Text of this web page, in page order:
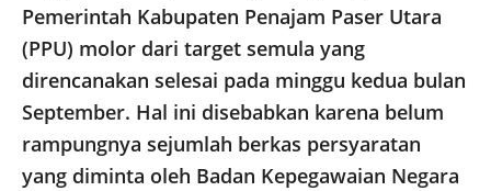
Pemerintah Kabupaten Penajam Paser Utara
(PPU) molor dari target semula yang
direncanakan selesai pada minggu kedua bulan
September. Hal ini disebabkan karena belum
rampungnya sejumlah berkas persyaratan
yang diminta oleh Badan Kepegawaian Negara